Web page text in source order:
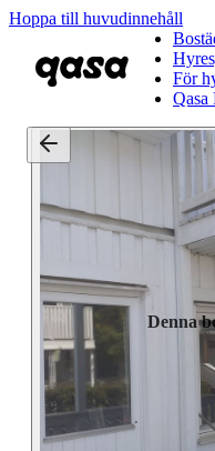
Hoppa till huvudinnehåll
För
Qasa
Denna